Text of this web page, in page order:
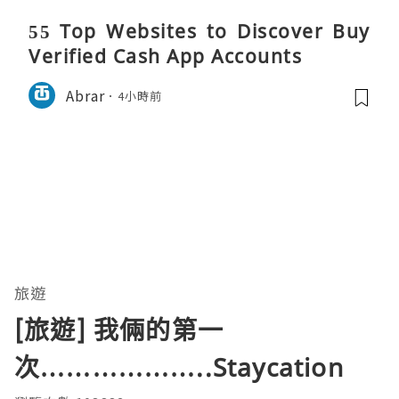
55 Top Websites to Discover Buy
Verified Cash App Accounts
Abrar 4小時前
旅遊
[旅遊] 我倆的第一
次………………..Staycation